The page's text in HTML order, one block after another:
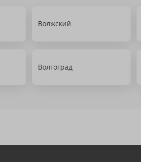
Волжский
Волгоград